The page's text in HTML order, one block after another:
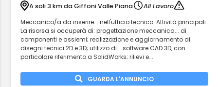
A soli 3 km da Giffoni Valle Piana
Ali Lavoro
Meccanico/a da inserire... nell'ufficio tecnico. Attività principali
La risorsa si occuperà di: progettazione meccanica... di
componenti e assiemi; realizzazione e aggiornamento di
disegni tecnici 2D e 3D; utilizzo di... software CAD 3D, con
particolare riferimento a SolidWorks; rilievi e...
GUARDA L'ANNUNCIO